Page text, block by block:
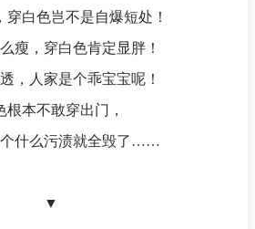
穿白色岂不是自爆短处！
瘦，穿白色肯定显胖！
，人家是个乖宝宝呢！
根本不敢穿出门，
个什么污渍就全毁了……
▼